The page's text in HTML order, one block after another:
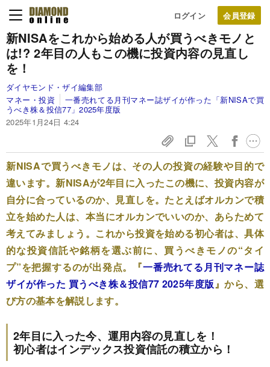
ログイン
新NISAをこれから始める人が買うべきモノと
は!? 2年目の人もこの機に投資内容の見直し
を！
ダイヤモンド・ザイ編集部
マネー・投資
一番売れてる月刊マネー誌ザイが作った「新NISAで買
うべき株＆投信77」2025年度版
2025年1月24日 4:24
新NISAで買うべきモノは、その人の投資の経験や目的で
違います。新NISAが2年目に入ったこの機に、投資内容が
自分に合っているのか、見直しを。たとえばオルカンで積
立を始めた人は、本当にオルカンでいいのか、あらためて
考えてみましょう。これから投資を始める初心者は、具体
的な投資信託や銘柄を選ぶ前に、買うべきモノの“タイ
プ”を把握するのが出発点。『一番売れてる月刊マネー誌
ザイが作った 買うべき株＆投信77 2025年度版』から、選
び方の基本を解説します。
2年目に入った今、運用内容の見直しを！
初心者はインデックス投資信託の積立から！